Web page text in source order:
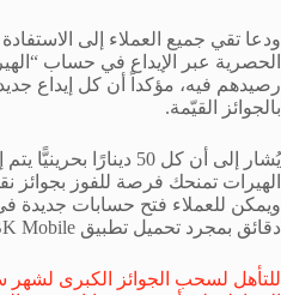
ودعا تقي جميع العملاء إلى
الحصرية عبر الإيداع في حساب
رصيدهم فيه، مؤكداً أن كل إيداع
بالجوائز القيّمة.
يُشار إلى أن كل 50 دينارًا
الهيرات تمنحك فرصة للفوز بجوائز
ويمكن للعملاء فتح حسابات جديدة
دقائق بمجرد تحميل تطبيق BBK Mobile.
للتأهل لسحب الجوائز الكبرى لشهر